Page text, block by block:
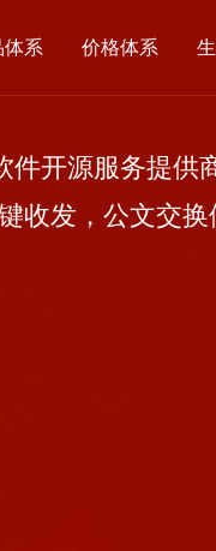
体系 价格体系
源服务提供商
收发，公文交